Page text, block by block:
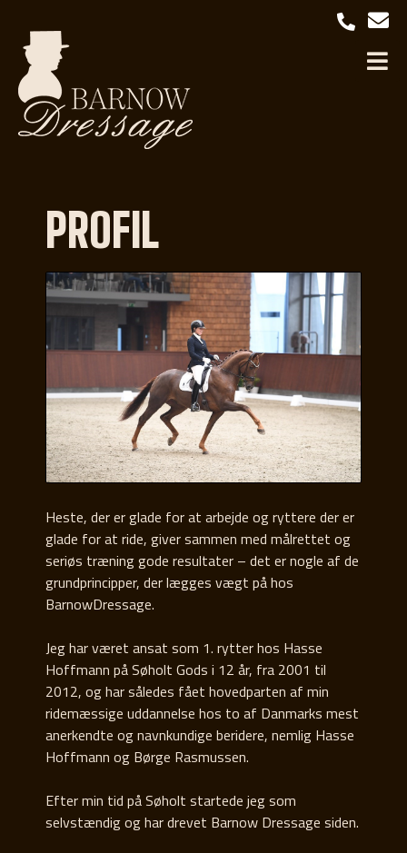
PROFIL
Heste, der er glade for at arbejde og ryttere der er
glade for at ride, giver sammen med målrettet og
seriøs træning gode resultater – det er nogle af de
grundprincipper, der lægges vægt på hos
BarnowDressage.
Jeg har været ansat som 1. rytter hos Hasse
Hoffmann på Søholt Gods i 12 år, fra 2001 til
2012, og har således fået hovedparten af min
ridemæssige uddannelse hos to af Danmarks mest
anerkendte og navnkundige beridere, nemlig Hasse
Hoffmann og Børge Rasmussen.
Efter min tid på Søholt startede jeg som
selvstændig og har drevet Barnow Dressage siden.